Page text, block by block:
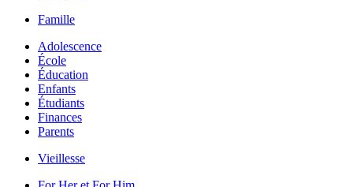
Famille
Adolescence
École
Éducation
Enfants
Étudiants
Finances
Parents
Vieillesse